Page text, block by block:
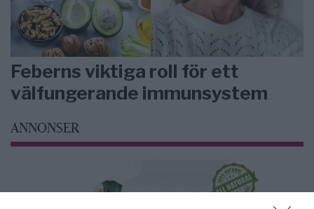
Feberns viktiga roll för ett
välfungerande immunsystem
ANNONSER